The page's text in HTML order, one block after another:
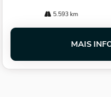
5.593 km
MAIS